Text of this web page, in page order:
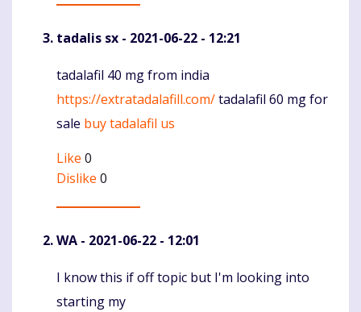
tadalis sx - 2021-06-22 - 12:21
Komentaras
tadalafil 40 mg from india
https://extratadalafill.com/tadalafil 60 mg for
sale buy tadalafil us
Like 0
Dislike 0
WA - 2021-06-22 - 12:01
Komentaras
I know this if off topic but I'm looking into
starting my